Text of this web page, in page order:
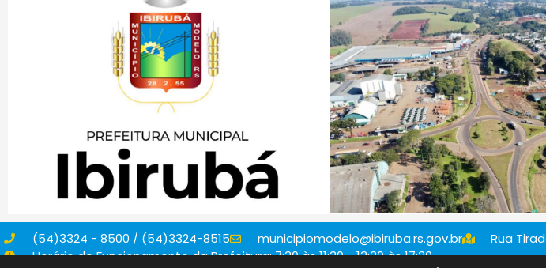
(54)3324 - 8500 / (54)3324-8515 municipiomodelo@ibiruba.rs.gov.br
Rua
Horário de Funcionamento da Prefeitura: 7:30 às 11:30 - 13:30 às 17:30